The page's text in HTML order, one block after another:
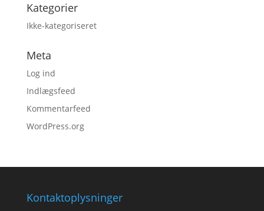
Kategorier
Ikke-kategoriseret
Meta
Log ind
Indlægsfeed
Kommentarfeed
WordPress.org
Kontaktoplysninger